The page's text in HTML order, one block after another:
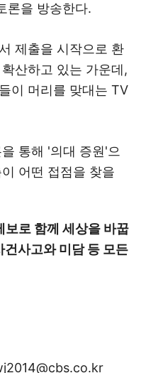
론을 방송한다.
제출을 시작으로 환
산하고 있는 가운데,
이 머리를 맞대는 TV
통해 '의대 증원'으
어떤 접점을 찾을
로 함께 세상을 바꿉
건사고와 미담 등 모든